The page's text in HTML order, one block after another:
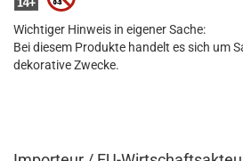
Wichtiger Hinweis in eigener Sache:
Bei diesem Produkte handelt es sich um
dekorative Zwecke.